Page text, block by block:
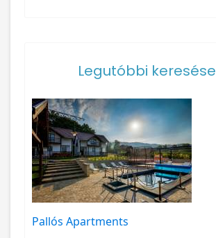
Legutóbbi
Pallós Apartments